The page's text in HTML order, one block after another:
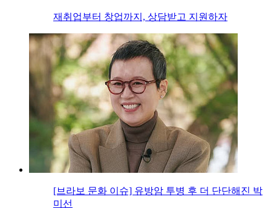
재취업부터 창업까지, 상담받고 지원하자
[브라보 문화 이슈] 유방암 투병 후 더 단단해진 박
미선